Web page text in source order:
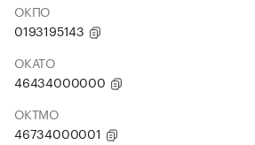
ОКПО
0193195143
ОКАТО
46434000000
ОКТМО
46734000001